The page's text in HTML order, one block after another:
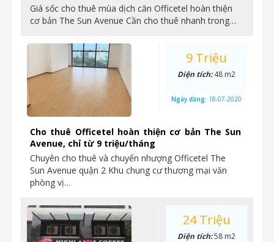
Giá sốc cho thuê mùa dịch căn Officetel hoàn thiện
cơ bản The Sun Avenue Cần cho thuê nhanh trong…
Cho thuê Officetel hoàn thiện cơ bản The Sun
Avenue, chỉ từ 9 triệu/tháng
Chuyên cho thuê và chuyển nhượng Officetel The
Sun Avenue quận 2 Khu chung cư thương mại văn
phòng vị…
9 Triệu
Diện tích:48 m2
Ngày đăng: 18-07-2020
24 Triệu
Diện tích:58 m2